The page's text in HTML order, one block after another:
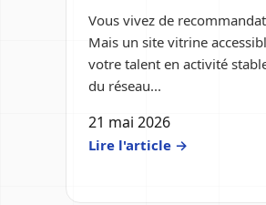
Vous vivez de
Mais un site vitrine
votre talent en activité
du réseau...
21 mai 2026
Lire l'article →